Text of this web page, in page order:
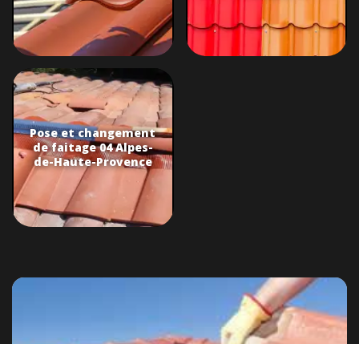
Pose et changement
de faitage 04 Alpes-
de-Haute-Provence